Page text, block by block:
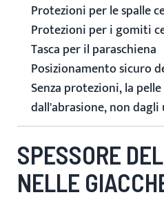
Protezioni per le spalle
Protezioni per i gomiti
Tasca per il paraschiena
Posizionamento sicuro
Senza protezioni, la
dall'abrasione, non
SPESSORE
NELLE